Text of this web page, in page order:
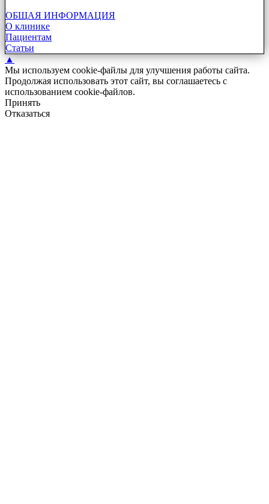
ОБЩАЯ ИНФОРМАЦИЯ
О клинике
Пациентам
Статьи
▲
Мы используем cookie-файлы для улучшения работы сайта.
Продолжая использовать этот сайт, вы соглашаетесь с
использованием cookie-файлов.
Принять
Отказаться